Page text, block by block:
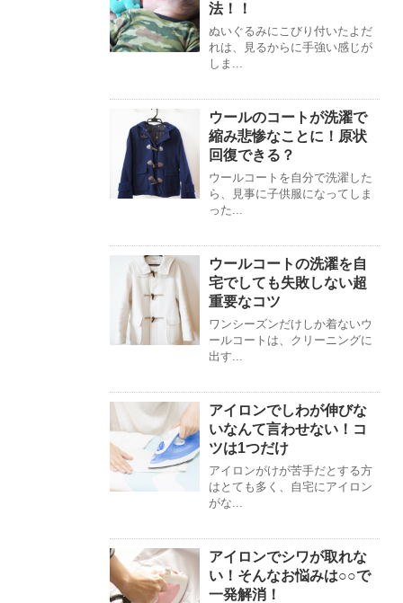
法！！
ぬいぐるみにこびり付いたよだ
れは、見るからに手強い感じが
しま...
ウールのコートが洗濯で
縮み悲惨なことに！原状
回復できる？
ウールコートを自分で洗濯した
ら、見事に子供服になってしま
った...
ウールコートの洗濯を自
宅でしても失敗しない超
重要なコツ
ワンシーズンだけしか着ないウ
ールコートは、クリーニングに
出す...
アイロンでしわが伸びな
いなんて言わせない！コ
ツは1つだけ
アイロンがけが苦手だとする方
はとても多く、自宅にアイロン
がな...
アイロンでシワが取れな
い！そんなお悩みは○○で
一発解消！